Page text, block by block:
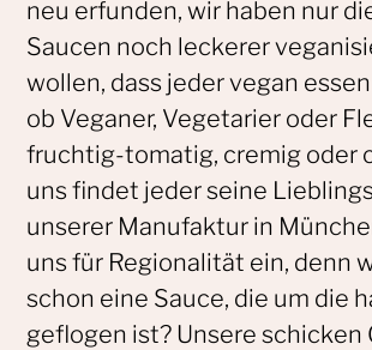
neu erfunden, wir haben nur
Saucen noch leckerer
wollen, dass jeder vegan
ob Veganer, Vegetarier oder
fruchtig-tomatig, cremig oder
uns findet jeder seine
unserer Manufaktur in
uns für Regionalität ein, denn
schon eine Sauce, die um die
geflogen ist? Unsere schicken